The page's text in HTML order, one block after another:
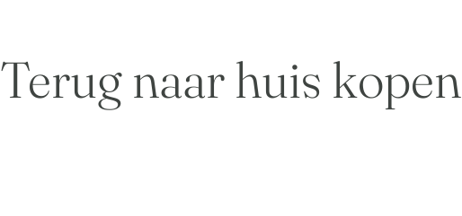
Terug naar huis kopen